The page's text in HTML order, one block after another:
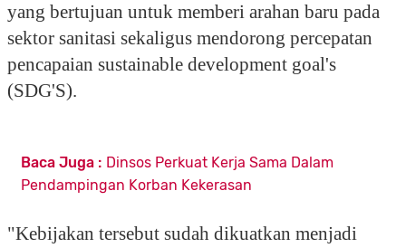
yang bertujuan untuk memberi arahan baru pada
sektor sanitasi sekaligus mendorong percepatan
pencapaian sustainable development goal's
(SDG'S).
Baca Juga : Dinsos Perkuat Kerja Sama Dalam
Pendampingan Korban Kekerasan
"Kebijakan tersebut sudah dikuatkan menjadi